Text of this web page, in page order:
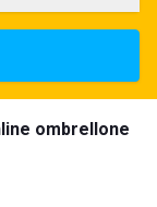
ombrellone